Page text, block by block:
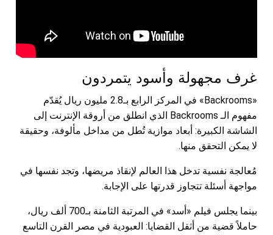
غرف مجهولة وأسود يتمردون
«Backrooms» في المركز الرابع بـ2.8 مليون ريال يُقدّم
مفهوم الـ Backrooms الذي انطلق من أروقة الإنترنت إلى
الشاشة الكبيرة: أبعاد موازية تُطل من مداخل مألوفة، وحقيقة
لا يمكن التحقق منها.
مُعالجة نفسية تدخل هذا العالم لإنقاذ مريضها، وتجد نفسها في
مواجهة أسئلة تتجاوز قدرتها على الإجابة.
بينما يجلس فيلم «أسد» في المرتبة الثامنة بـ700 ألف ريال،
حاملاً قضية من أثقل القضايا: العبودية في مصر القرن التاسع